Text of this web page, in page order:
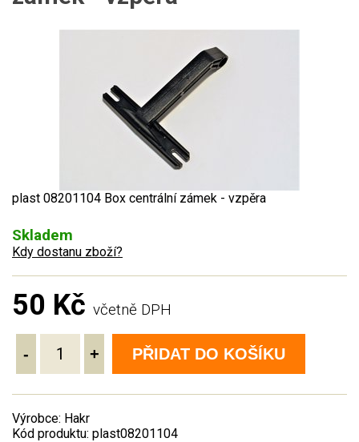
plast 08201104 Box centrální zámek - vzpěra
Skladem
Kdy dostanu zboží?
50 Kč včetně DPH
- + PŘIDAT DO KOŠÍKU
Výrobce: Hakr
Kód produktu: plast08201104